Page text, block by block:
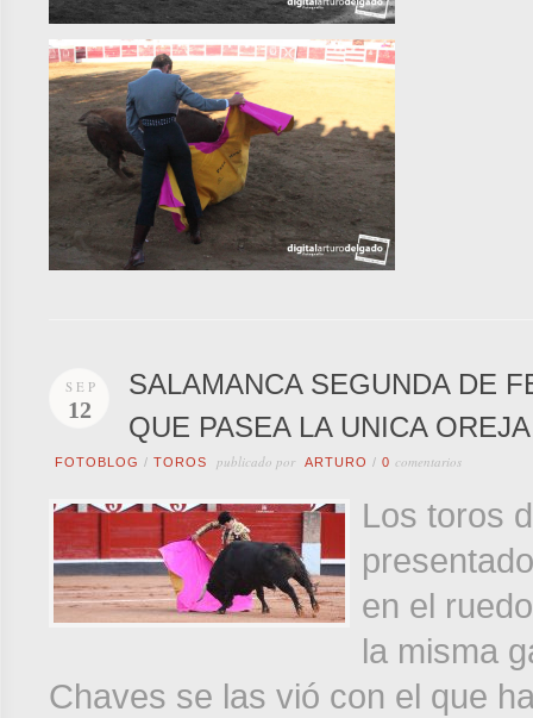
SEP
12
SALAMANCA SEGUNDA DE
QUE PASEA LA UNICA
FOTOBLOG / TOROS publicado por ARTURO / 0 comentarios
Los toros
en el
la misma
Chaves se las vió con el que